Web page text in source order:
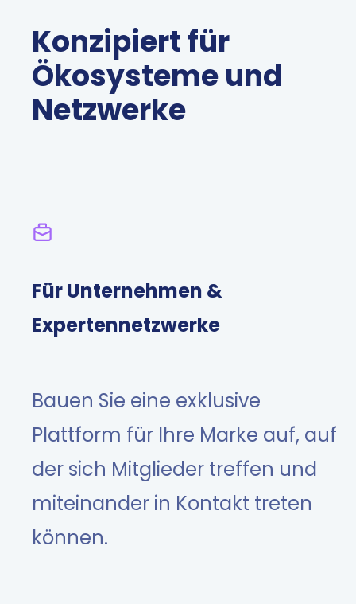
Konzipiert für
Ökosysteme und
Netzwerke
Für Unternehmen &
Expertennetzwerke
Bauen Sie eine exklusive
Plattform für Ihre Marke auf, auf
der sich Mitglieder treffen und
miteinander in Kontakt treten
können.